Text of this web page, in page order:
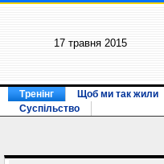
17 травня 2015
Тренінг Щоб ми так жили
Суспільство